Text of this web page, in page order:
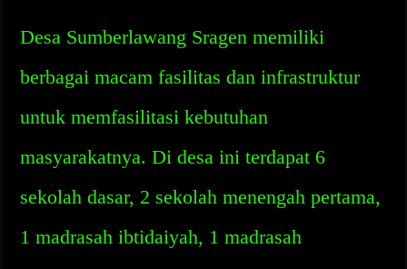
Desa Sumberlawang Sragen memiliki
berbagai macam fasilitas dan infrastruktur
untuk memfasilitasi kebutuhan
masyarakatnya. Di desa ini terdapat 6
sekolah dasar, 2 sekolah menengah pertama,
1 madrasah ibtidaiyah, 1 madrasah